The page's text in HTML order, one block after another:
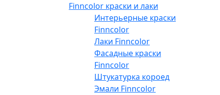
Finncolor краски и лаки
Интерьерные краски
Finncolor
Лаки Finncolor
Фасадные краски
Finncolor
Штукатурка короед
Эмали Finncolor